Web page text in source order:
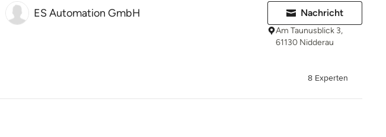
ES Automation GmbH Nachricht
Am Taunusblick 3,
61130 Nidderau
8 Experten